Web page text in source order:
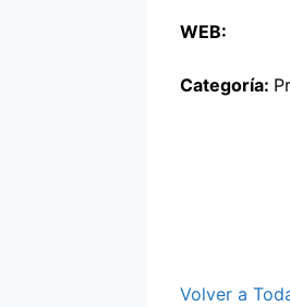
WEB:
Categoría:
Volver a